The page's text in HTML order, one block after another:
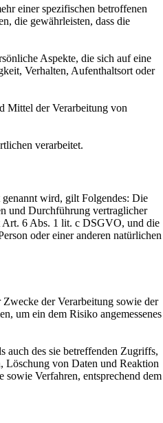
einer spezifischen betroffenen
die gewährleisten, dass die
Aspekte, die sich auf eine
Verhalten, Aufenthaltsort oder
Mittel der Verarbeitung von
verarbeitet.
wird, gilt Folgendes: Die
und Durchführung vertraglicher
Art. 6 Abs. 1 lit. c DSGVO, und die
oder einer anderen natürlichen
der Verarbeitung sowie der
um ein dem Risiko angemessenes
auch des sie betreffenden Zugriffs,
Löschung von Daten und Reaktion
Verfahren, entsprechend dem